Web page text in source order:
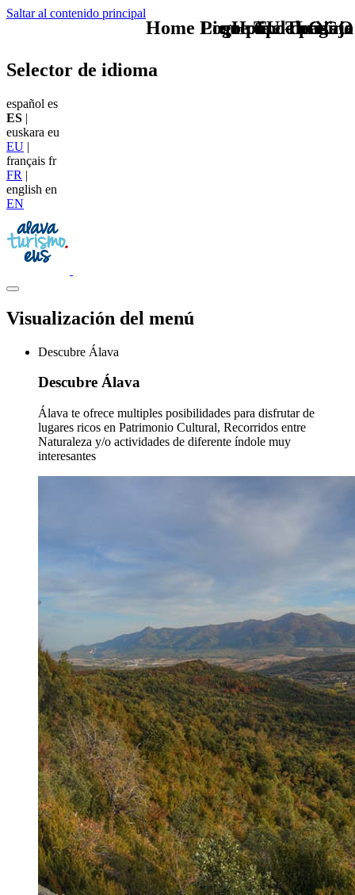
Saltar al contenido principal
TU - LOGO
Selector de idioma
español es
ES |
euskara eu
EU |
français fr
FR |
english en
EN
Visualización del menú
Descubre Álava
Descubre Álava
Álava te ofrece multiples posibilidades para disfrutar de
lugares ricos en Patrimonio Cultural, Recorridos entre
Naturaleza y/o actividades de diferente índole muy
interesantes
que tipo de viaje
Home Logo pie de página
Pie Home Turismo